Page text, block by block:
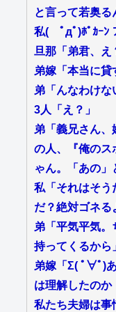
と言って若奥
私( ﾟдﾟ)ﾎﾟｶｰﾝ
旦那「弟君、え
弟嫁「本当に貸
弟「んなわけな
3人「え？」
弟「義兄さん
の人、『俺のス
ゃん。「あの」
私「それはそう
だ？絶対ゴネる
弟「平気平気。
持ってくるから
弟嫁「Σ( ﾟ∀ﾟ)
は理解したのか
私たち夫婦は事